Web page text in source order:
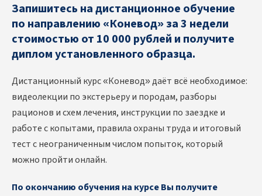
Запишитесь на дистанционное обучение
по направлению «Коневод» за 3 недели
стоимостью от 10 000 рублей и получите
диплом установленного образца.
Дистанционный курс «Коневод» даёт всё необходимое:
видеолекции по экстерьеру и породам, разборы
рационов и схем лечения, инструкции по заездке и
работе с копытами, правила охраны труда и итоговый
тест с неограниченным числом попыток, который
можно пройти онлайн.
По окончанию обучения на курсе Вы получите